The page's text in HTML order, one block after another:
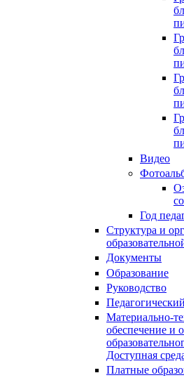
Видео
Год
Структура и
Документы
Образование
Руководство
Материально-
обеспечение и
Доступная
Платные